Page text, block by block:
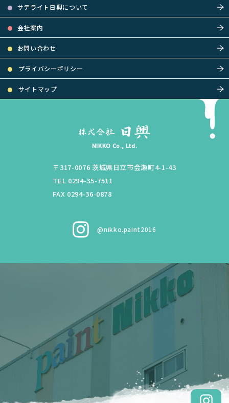
サテライト日興について
会社案内
お問い合わせ
プライバシーポリシー
サイトマップ
NIKKO Co., Ltd.
〒317-0076 茨城県日立市会瀬町4-1-43
TEL 0294-35-7511
FAX 0294-36-0878
@nikko.paint2016